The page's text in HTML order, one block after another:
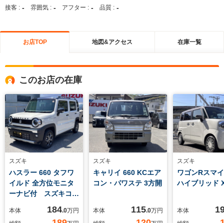
接客 : - 雰囲気 : - アフター : - 品質 : -
お店TOP 地図&アクセス 在庫一覧
このお店の在庫
スズキ
ハスラー 660 タフワ
イルド 全方位モニタ
ーナビ付 スズキコネ
本体 184.0万円
スズキ
キャリイ 660 KCエア
コン・パワステ 3方開
本体 115.0万円
スズキ
ワゴンRスマ
ハイブリッド
本体